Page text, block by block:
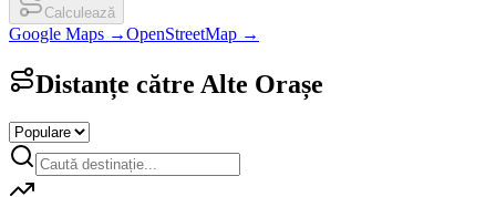
Calculează
Google Maps →OpenStreetMap →
Distanțe către Alte Orașe